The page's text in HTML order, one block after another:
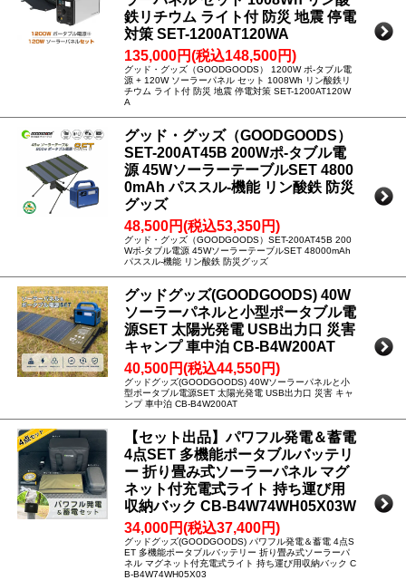
鉄リチウム ライト付 防災 地震 停電
対策 SET-1200AT120WA
135,000円(税込148,500円)
グッド・グッズ（GOODGOODS） 1200W ポ-タブル電
源 + 120W ソーラーパネル セット 1008Wh リン酸鉄リ
チウム ライト付 防災 地震 停電対策 SET-1200AT120W
A
グッド・グッズ（GOODGOODS）
SET-200AT45B 200Wポ-タブル電
源 45WソーラーテーブルSET 4800
0mAh パススル-機能 リン酸鉄 防災
グッズ
48,500円(税込53,350円)
グッド・グッズ（GOODGOODS）SET-200AT45B 200
Wポ-タブル電源 45WソーラーテーブルSET 48000mAh
パススル-機能 リン酸鉄 防災グッズ
グッドグッズ(GOODGOODS) 40W
ソーラーパネルと小型ポータブル電
源SET 太陽光発電 USB出力口 災害
キャンプ 車中泊 CB-B4W200AT
40,500円(税込44,550円)
グッドグッズ(GOODGOODS) 40Wソーラーパネルと小
型ポータブル電源SET 太陽光発電 USB出力口 災害 キャ
ンプ 車中泊 CB-B4W200AT
【セット出品】パワフル発電＆蓄電
4点SET 多機能ポータブルバッテリ
ー 折り畳み式ソーラーパネル マグ
ネット付充電式ライト 持ち運び用
収納バック CB-B4W74WH05X03W
34,000円(税込37,400円)
グッドグッズ(GOODGOODS) パワフル発電＆蓄電 4点S
ET 多機能ポータブルバッテリー 折り畳み式ソーラーパ
ネル マグネット付充電式ライト 持ち運び用収納バック C
B-B4W74WH05X03